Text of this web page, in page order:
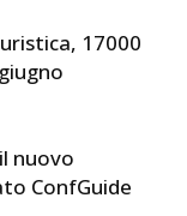
17000
nuovo
ConfGuide